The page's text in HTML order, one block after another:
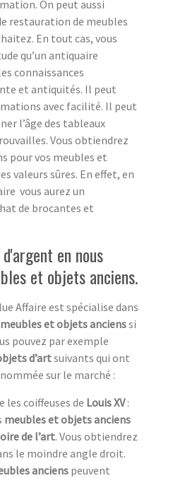
On peut aussi
restauration de meubles
En tout cas, vous
qu’un antiquaire
connaissances
et antiquités. Il peut
avec facilité. Il peut
l’âge des tableaux
Vous obtiendrez
pour vos meubles et
valeurs sûres. En effet, en
vous aurez un
de brocantes et
en nous
et objets anciens.
Affaire est spécialise dans
meubles et objets ancienssi
pouvez par exemple
d’artsuivants qui ont
sur le marché :
les coiffeuses de Louis XV:
meubles et objets anciens
de l’art. Vous obtiendrez
le moindre angle droit.
anciens peuvent